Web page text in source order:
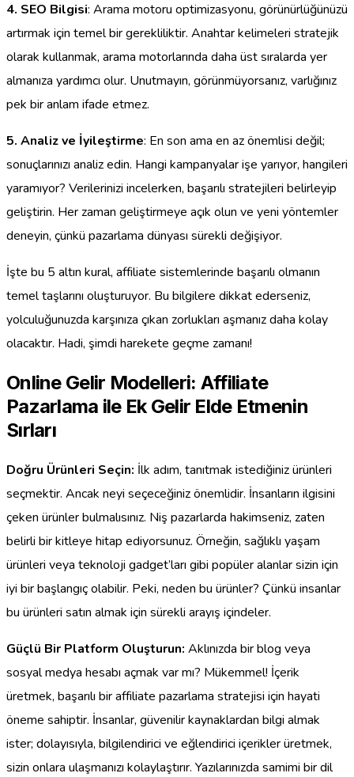
4. SEO Bilgisi: Arama motoru optimizasyonu, görünürlüğünüzü
artırmak için temel bir gerekliliktir. Anahtar kelimeleri stratejik
olarak kullanmak, arama motorlarında daha üst sıralarda yer
almanıza yardımcı olur. Unutmayın, görünmüyorsanız, varlığınız
pek bir anlam ifade etmez.
5. Analiz ve İyileştirme: En son ama en az önemlisi değil;
sonuçlarınızı analiz edin. Hangi kampanyalar işe yarıyor, hangileri
yaramıyor? Verilerinizi incelerken, başarılı stratejileri belirleyip
geliştirin. Her zaman geliştirmeye açık olun ve yeni yöntemler
deneyin, çünkü pazarlama dünyası sürekli değişiyor.
İşte bu 5 altın kural, affiliate sistemlerinde başarılı olmanın
temel taşlarını oluşturuyor. Bu bilgilere dikkat ederseniz,
yolculuğunuzda karşınıza çıkan zorlukları aşmanız daha kolay
olacaktır. Hadi, şimdi harekete geçme zamanı!
Online Gelir Modelleri: Affiliate
Pazarlama ile Ek Gelir Elde Etmenin
Sırları
Doğru Ürünleri Seçin: İlk adım, tanıtmak istediğiniz ürünleri
seçmektir. Ancak neyi seçeceğiniz önemlidir. İnsanların ilgisini
çeken ürünler bulmalısınız. Niş pazarlarda hakimseniz, zaten
belirli bir kitleye hitap ediyorsunuz. Örneğin, sağlıklı yaşam
ürünleri veya teknoloji gadget’ları gibi popüler alanlar sizin için
iyi bir başlangıç olabilir. Peki, neden bu ürünler? Çünkü insanlar
bu ürünleri satın almak için sürekli arayış içindeler.
Güçlü Bir Platform Oluşturun: Aklınızda bir blog veya
sosyal medya hesabı açmak var mı? Mükemmel! İçerik
üretmek, başarılı bir affiliate pazarlama stratejisi için hayati
öneme sahiptir. İnsanlar, güvenilir kaynaklardan bilgi almak
ister; dolayısıyla, bilgilendirici ve eğlendirici içerikler üretmek,
sizin onlara ulaşmanızı kolaylaştırır. Yazılarınızda samimi bir dil